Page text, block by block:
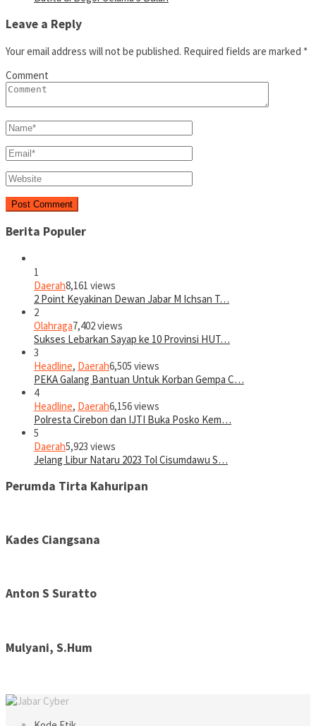
Leave a Reply
Your email address will not be published. Required fields are marked *
Comment
Berita Populer
1
Daerah8,161 views
2 Point Keyakinan Dewan Jabar M Ichsan T…
2
Olahraga7,402 views
Sukses Lebarkan Sayap ke 10 Provinsi HUT…
3
Headline, Daerah6,505 views
PEKA Galang Bantuan Untuk Korban Gempa C…
4
Headline, Daerah6,156 views
Polresta Cirebon dan IJTI Buka Posko Kem…
5
Daerah5,923 views
Jelang Libur Nataru 2023 Tol Cisumdawu S…
Perumda Tirta Kahuripan
Kades Ciangsana
Anton S Suratto
Mulyani, S.Hum